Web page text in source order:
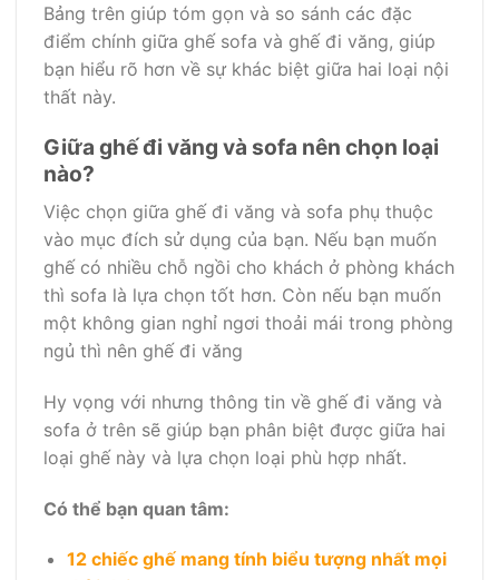
Bảng trên giúp tóm gọn và so sánh các đặc
điểm chính giữa ghế sofa và ghế đi văng, giúp
bạn hiểu rõ hơn về sự khác biệt giữa hai loại nội
thất này.
Giữa ghế đi văng và sofa nên chọn loại
nào?
Việc chọn giữa ghế đi văng và sofa phụ thuộc
vào mục đích sử dụng của bạn. Nếu bạn muốn
ghế có nhiều chỗ ngồi cho khách ở phòng khách
thì sofa là lựa chọn tốt hơn. Còn nếu bạn muốn
một không gian nghỉ ngơi thoải mái trong phòng
ngủ thì nên ghế đi văng
Hy vọng với nhưng thông tin về ghế đi văng và
sofa ở trên sẽ giúp bạn phân biệt được giữa hai
loại ghế này và lựa chọn loại phù hợp nhất.
Có thể bạn quan tâm:
12 chiếc ghế mang tính biểu tượng nhất mọi